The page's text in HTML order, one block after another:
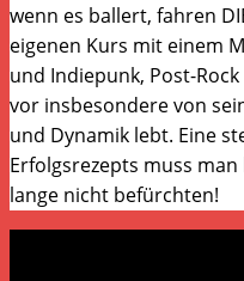
wenn es ballert, fahren
eigenen Kurs mit einem
und Indiepunk, Post-
vor insbesondere von
und Dynamik lebt. Eine
Erfolgsrezepts muss
lange nicht befürchten!